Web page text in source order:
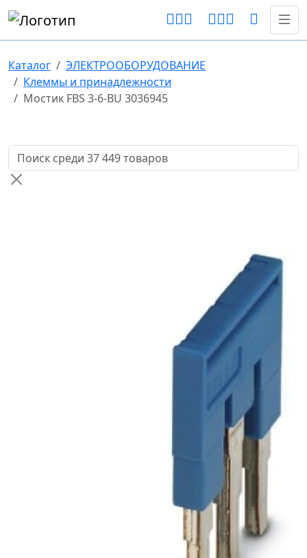
Каталог
ЭЛЕКТРООБОРУДОВАНИЕ
Клеммы и принадлежности
Мостик FBS 3-6-BU 3036945
Поиск товаров по названию или артикулу